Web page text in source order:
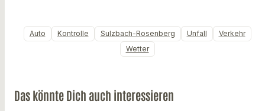
Auto Kontrolle Sulzbach-Rosenberg Unfall
Verkehr
Wetter
Das könnte Dich auch interessieren